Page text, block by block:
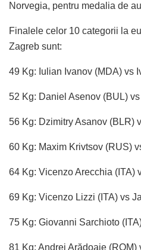
Norvegia, pentru medalia de
Finalele celor 10 categorii la
Zagreb sunt:
49 Kg: Iulian Ivanov (MDA) vs
52 Kg: Daniel Asenov (BUL)
56 Kg: Dzimitry Asanov (BLR)
60 Kg: Maxim Krivtsov (RUS)
64 Kg: Vicenzo Arecchia (ITA)
69 Kg: Vicenzo Lizzi (ITA) vs
75 Kg: Giovanni Sarchioto
81 Kg: Andrei Arădoaie (ROM)